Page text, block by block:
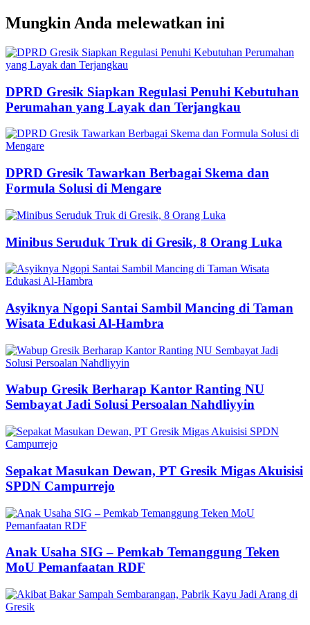
Mungkin Anda melewatkan ini
DPRD Gresik Siapkan Regulasi Penuhi Kebutuhan
Perumahan yang Layak dan Terjangkau
DPRD Gresik Tawarkan Berbagai Skema dan
Formula Solusi di Mengare
Minibus Seruduk Truk di Gresik, 8 Orang Luka
Asyiknya Ngopi Santai Sambil Mancing di Taman
Wisata Edukasi Al-Hambra
Wabup Gresik Berharap Kantor Ranting NU
Sembayat Jadi Solusi Persoalan Nahdliyyin
Sepakat Masukan Dewan, PT Gresik Migas Akuisisi
SPDN Campurrejo
Anak Usaha SIG – Pemkab Temanggung Teken
MoU Pemanfaatan RDF